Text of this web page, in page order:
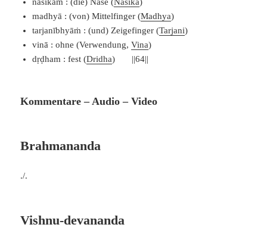
nāsikāṁ : (die) Nase (Nasika)
madhyā : (von) Mittelfinger (Madhya)
tarjanībhyāṁ : (und) Zeigefinger (Tarjani)
vinā : ohne (Verwendung,Vina)
dṛḍham : fest (Dridha) ||64||
Kommentare – Audio – Video
Brahmananda
./.
Vishnu-devananda